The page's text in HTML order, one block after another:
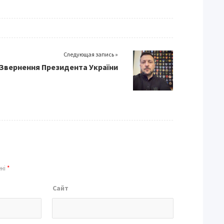
Следующая запись »
Президента України
*
Сайт